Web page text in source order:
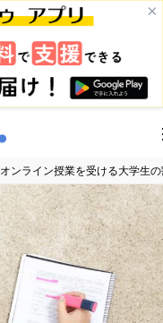
×
オンライン授業を受ける大学生